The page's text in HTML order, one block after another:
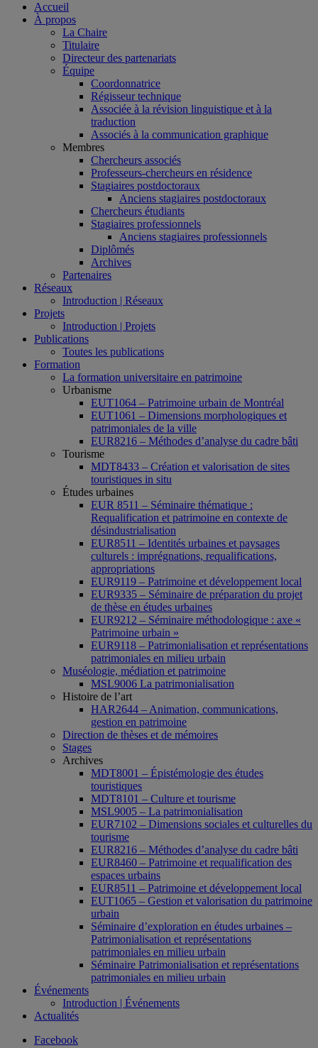
Accueil
À propos
La Chaire
Titulaire
Directeur des partenariats
Équipe
Coordonnatrice
Régisseur technique
Associée à la révision linguistique et à la
traduction
Associés à la communication graphique
Membres
Chercheurs associés
Professeurs-chercheurs en résidence
Stagiaires postdoctoraux
Anciens stagiaires postdoctoraux
Chercheurs étudiants
Stagiaires professionnels
Anciens stagiaires professionnels
Diplômés
Archives
Partenaires
Réseaux
Introduction | Réseaux
Projets
Introduction | Projets
Publications
Toutes les publications
Formation
La formation universitaire en patrimoine
Urbanisme
EUT1064 – Patrimoine urbain de Montréal
EUT1061 – Dimensions morphologiques et
patrimoniales de la ville
EUR8216 – Méthodes d’analyse du cadre bâti
Tourisme
MDT8433 – Création et valorisation de sites
touristiques in situ
Études urbaines
EUR 8511 – Séminaire thématique :
Requalification et patrimoine en contexte de
désindustrialisation
EUR8511 – Identités urbaines et paysages
culturels : imprégnations, requalifications,
appropriations
EUR9119 – Patrimoine et développement local
EUR9335 – Séminaire de préparation du projet
de thèse en études urbaines
EUR9212 – Séminaire méthodologique : axe «
Patrimoine urbain »
EUR9118 – Patrimonialisation et représentations
patrimoniales en milieu urbain
Muséologie, médiation et patrimoine
MSL9006 La patrimonialisation
Histoire de l’art
HAR2644 – Animation, communications,
gestion en patrimoine
Direction de thèses et de mémoires
Stages
Archives
MDT8001 – Épistémologie des études
touristiques
MDT8101 – Culture et tourisme
MSL9005 – La patrimonialisation
EUR7102 – Dimensions sociales et culturelles du
tourisme
EUR8216 – Méthodes d’analyse du cadre bâti
EUR8460 – Patrimoine et requalification des
espaces urbains
EUR8511 – Patrimoine et développement local
EUT1065 – Gestion et valorisation du patrimoine
urbain
Séminaire d’exploration en études urbaines –
Patrimonialisation et représentations
patrimoniales en milieu urbain
Séminaire Patrimonialisation et représentations
patrimoniales en milieu urbain
Événements
Introduction | Événements
Actualités
Facebook